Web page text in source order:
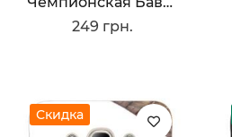
249 грн.
Скидка